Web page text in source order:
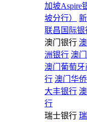
加坡Aspire
坡分行）
联昌国际
澳门银行
洲银行 澳
澳门葡萄牙
行 澳门华
大丰银行
行
瑞士银行